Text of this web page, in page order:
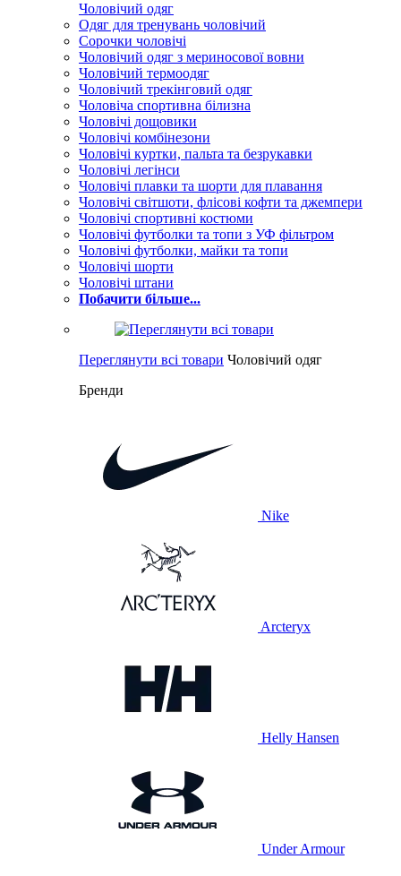
Чоловічий одяг
Одяг для тренувань чоловічий
Сорочки чоловічі
Чоловічий одяг з мериносової вовни
Чоловічий термоодяг
Чоловічий трекінговий одяг
Чоловіча спортивна білизна
Чоловічі дощовики
Чоловічі комбінезони
Чоловічі куртки, пальта та безрукавки
Чоловічі легінси
Чоловічі плавки та шорти для плавання
Чоловічі світшоти, флісові кофти та джемпери
Чоловічі спортивні костюми
Чоловічі футболки та топи з УФ фільтром
Чоловічі футболки, майки та топи
Чоловічі шорти
Чоловічі штани
Побачити більше...
Переглянути всі товари Чоловічий одяг
Бренди
Nike
Arcteryx
Helly Hansen
Under Armour